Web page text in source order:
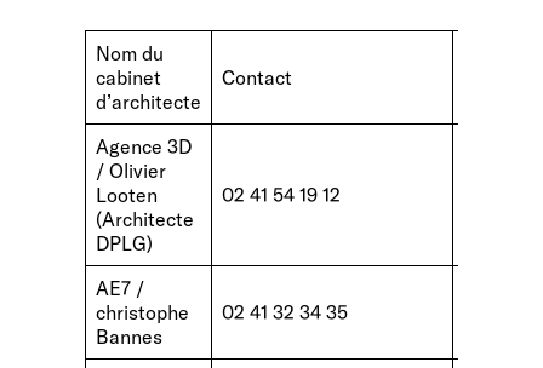
Nom du
cabinet
d’architecte
Contact
Agence 3D
/ Olivier
Looten
(Architecte
DPLG)
02 41 54 19 12
AE7 /
christophe
Bannes
02 41 32 34 35